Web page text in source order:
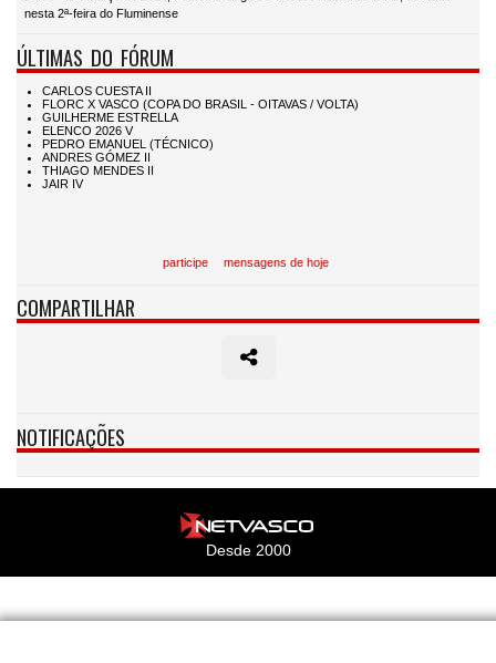
nesta 2ª-feira do Fluminense
ÚLTIMAS DO FÓRUM
participe mensagens de hoje
COMPARTILHAR
NOTIFICAÇÕES
Desde 2000